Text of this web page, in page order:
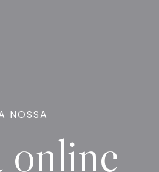
NOSSA
online